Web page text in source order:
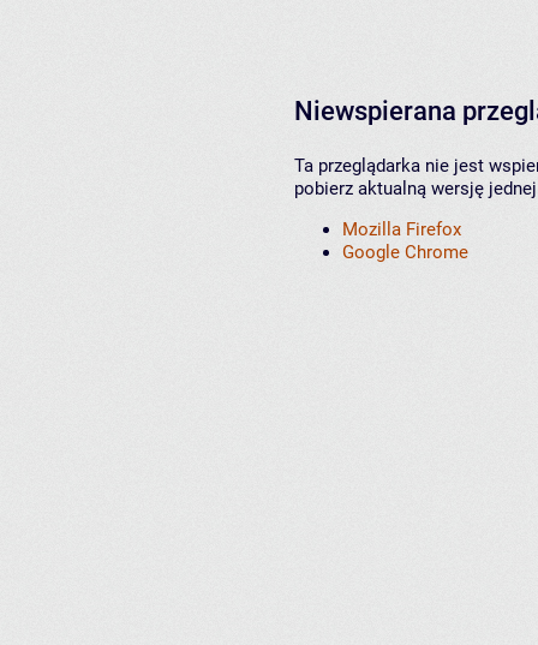
Niewspierana
Ta przeglądarka nie jest
pobierz aktualną wersję
Mozilla Firefox
Google Chrome